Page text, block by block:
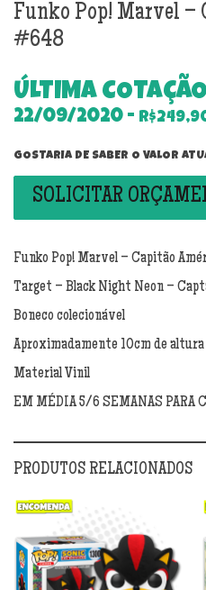
Funko Pop! Marvel –
#648
ÚLTIMA COTAÇÃO
22/09/2020 -
GOSTARIA DE SABER O VALOR
SOLICITAR
Funko Pop! Marvel – Capitão
Target – Black Night Neon –
Boneco colecionável
Aproximadamente 10cm de altura
Material Vinil
EM MÉDIA 5/6 SEMANAS PARA
PRODUTOS RELACIONADOS